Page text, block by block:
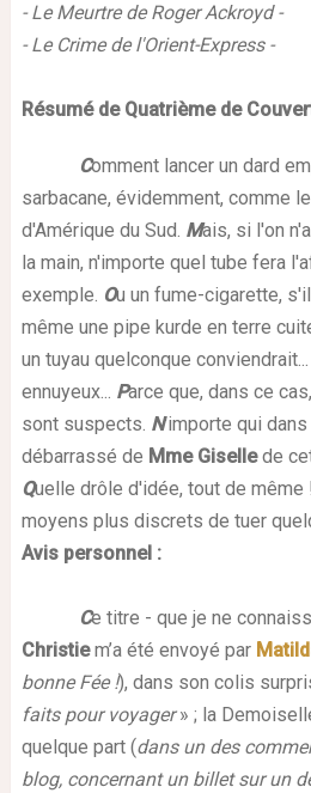
-Le Meurtre de Roger Ackroyd-
-Le Crime de l'Orient-Express -
Résumé de Quatrième de
Comment lancer un dard
sarbacane, évidemment, comme
d'Amérique du Sud. Mais, si l'on
la main, n'importe quel tube fera
exemple. Ou un fume-cigarette,
même une pipe kurde en terre
un tuyau quelconque conviendrait...
ennuyeux... Parce que, dans ce
sont suspects. N'importe qui
débarrassé de Mme Gisellede
Quelle drôle d'idée, tout de même !
moyens plus discrets de tuer
Avis personnel :
Ce titre - que je ne
Christiem’a été envoyé par
bonne Fée !), dans son colis
faits pour voyager» ; la
quelque part (dans un des
blog, concernant un billet sur un